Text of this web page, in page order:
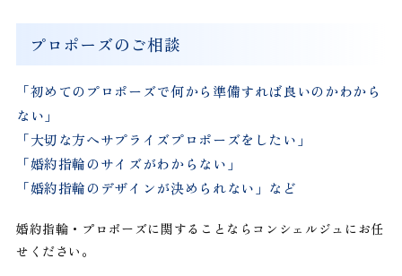
プロポーズのご相談
「初めてのプロポーズで何から準備すれば良いのかわから
ない」
「大切な方へサプライズプロポーズをしたい」
「婚約指輪のサイズがわからない」
「婚約指輪のデザインが決められない」など
婚約指輪・プロポーズに関することならコンシェルジュにお任
せください。